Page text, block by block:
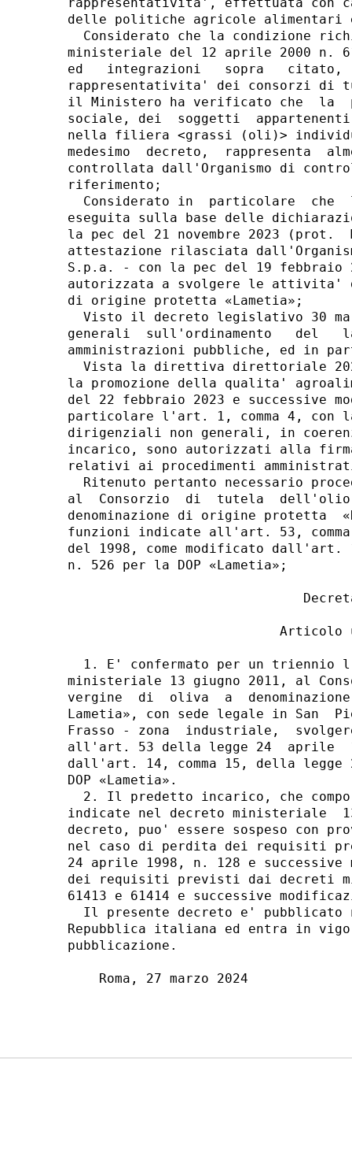
rappresentativita', effettuata con
delle politiche agricole
Considerato che la condizione
ministeriale del 12 aprile 2000 n.
ed   integrazioni   sopra
rappresentativita' dei consorzi di
il Ministero ha verificato che  la
sociale, dei  soggetti
nella filiera <grassi (oli)>
medesimo  decreto,  rappresenta
controllata dall'Organismo di
riferimento;
Considerato in  particolare  che
eseguita sulla base delle
la pec del 21 novembre 2023 (prot.
attestazione rilasciata
S.p.a. - con la pec del 19 febbraio
autorizzata a svolgere le attivita'
di origine protetta «Lametia»;
Visto il decreto legislativo 30
generali  sull'ordinamento   del
amministrazioni pubbliche, ed
Vista la direttiva direttoriale
la promozione della qualita'
del 22 febbraio 2023 e successive
particolare l'art. 1, comma 4,
dirigenziali non generali, in
incarico, sono autorizzati alla
relativi ai procedimenti
Ritenuto pertanto necessario
al  Consorzio  di  tutela
denominazione di origine protetta
funzioni indicate all'art. 53,
del 1998, come modificato dall'art.
n. 526 per la DOP «Lametia»;
1. E' confermato per un triennio
ministeriale 13 giugno 2011, al
vergine  di  oliva  a
Lametia», con sede legale in San
Frasso - zona  industriale,
all'art. 53 della legge 24  aprile
dall'art. 14, comma 15, della legge
DOP «Lametia».
2. Il predetto incarico, che
indicate nel decreto ministeriale
decreto, puo' essere sospeso con
nel caso di perdita dei requisiti
24 aprile 1998, n. 128 e
dei requisiti previsti dai decreti
61413 e 61414 e successive
Il presente decreto e' pubblicato
Repubblica italiana ed entra in
pubblicazione.
    Roma, 27 marzo 2024